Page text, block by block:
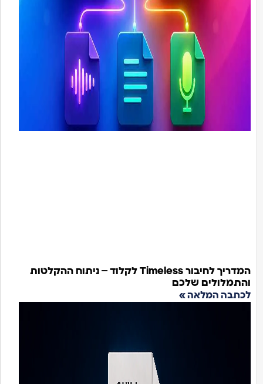
המדריך לחיבור Timeless לקלוד – ניתוח ההקלטות
והתמלולים שלכם
לכתבה המלאה »